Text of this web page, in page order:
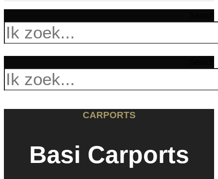
CARPORTS
Basi Carports